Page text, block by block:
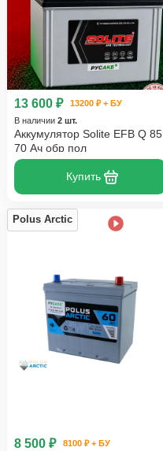
13 600 ₽
13200 ₽ + БУ
В наличии 2 шт.
Аккумулятор Solite EFB Q 85
70 Ач обр пол
Купить
Polus Arctic
8 500 ₽
8100 ₽ + БУ